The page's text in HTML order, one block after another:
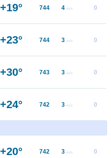
+19° 744 4 m/s 0
+23° 744 3 m/s 0
+30° 743 3 m/s 0
+24° 742 3 m/s 0
+20° 742 3 m/s 0